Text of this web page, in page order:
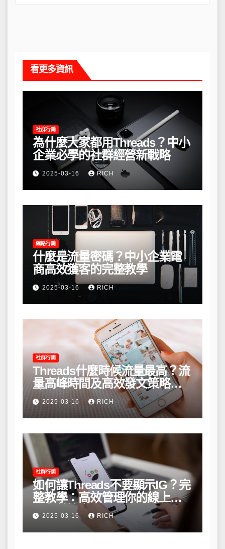
看更多資訊
社群行銷
為什麼大家都用Threads？中小
企業必學的社群經營新戰略
2025-03-16 RICH
網路行銷
什麼是流量密碼？中小企業電
商高效獲客的完整教學
2025-03-16 RICH
社群行銷
Threads什麼時候流量最高？流
量高峰時間及高效發文策略攻
略2025-03-16 RICH
社群行銷
如何讓Threads不要顯示IG？完
整教學：高效管理你的線上隱
私與數據安全
2025-03-16 RICH